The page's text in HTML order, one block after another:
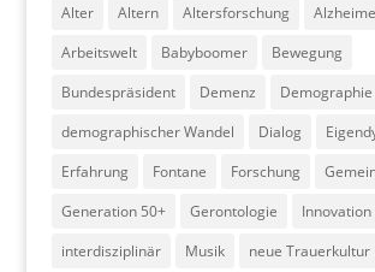
Alter
Altern Altersforschung
Arbeitswelt
Babyboomer
Bewegung
Bundespräsident
Demenz
Demographie
demographischer Wandel
Dialog
Erfahrung
Fontane Forschung
Generation 50+
Gerontologie
Innovation
interdisziplinär
Musik neue Trauerkultur